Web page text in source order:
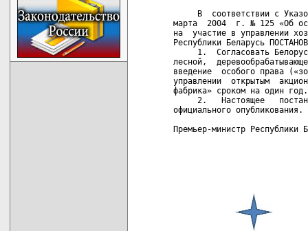
В  соответствии с
марта  2004  г. № 125 «Об
на  участие в управлении
Республики Беларусь
1.  Согласовать
лесной,
введение  особого права
управлении  открытым
фабрика» сроком на один год.
2.   Настоящее
официального опубликования.
Премьер-министр